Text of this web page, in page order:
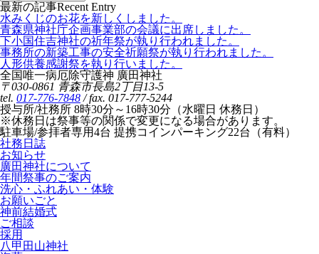
最新の記事Recent Entry
水みくじのお花を新しくしました。
青森県神社庁企画事業部の会議に出席しました。
下小国住吉神社の祈年祭が執り行われました。
事務所の新築工事の安全祈願祭が執り行われました。
人形供養感謝祭を執り行いました。
全国唯一病厄除守護神 廣田神社
〒030-0861 青森市長島2丁目13-5
tel. 017-776-7848 / fax. 017-777-5244
授与所/社務所 8時30分～16時30分（水曜日 休務日）
※休務日は祭事等の関係で変更になる場合があります。
駐車場/参拝者専用4台 提携コインパーキング22台（有料）
社務日誌
お知らせ
廣田神社について
年間祭事のご案内
洗心・ふれあい・体験
お願いごと
神前結婚式
ご相談
採用
八甲田山神社